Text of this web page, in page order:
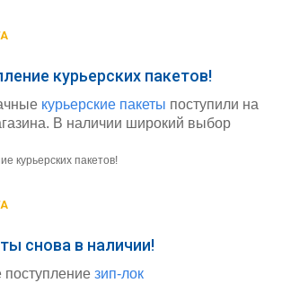
курьерских пакетов!
курьерские пакеты поступили на
В наличии широкий выбор
снова в наличии!
поступление зип-лок